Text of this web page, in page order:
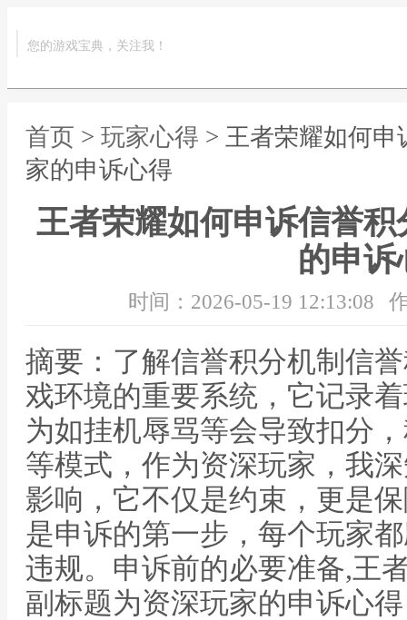
您的游戏宝典，关注我！
首页 > 玩家心得 > 王者荣耀如何
家的申诉心得
王者荣耀如何申诉信誉
的申诉
时间：2026-05-19 12:13:08
摘要：了解信誉积分机制信
戏环境的重要系统，它记录
为如挂机辱骂等会导致扣分
等模式，作为资深玩家，我
影响，它不仅是约束，更是
是申诉的第一步，每个玩家
违规。申诉前的必要准备,王
副标题为资深玩家的申诉心得